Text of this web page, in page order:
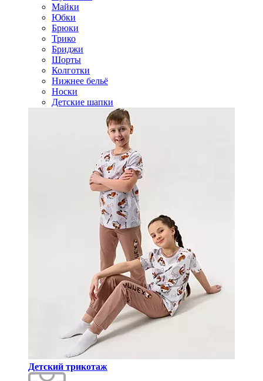
Майки
Юбки
Брюки
Трико
Бриджи
Шорты
Колготки
Нижнее бельё
Носки
Детские шапки
Детский трикотаж